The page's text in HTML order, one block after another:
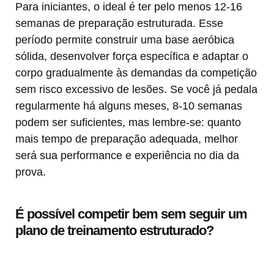
Para iniciantes, o ideal é ter pelo menos 12-16
semanas de preparação estruturada. Esse
período permite construir uma base aeróbica
sólida, desenvolver força específica e adaptar o
corpo gradualmente às demandas da competição
sem risco excessivo de lesões. Se você já pedala
regularmente há alguns meses, 8-10 semanas
podem ser suficientes, mas lembre-se: quanto
mais tempo de preparação adequada, melhor
será sua performance e experiência no dia da
prova.
É possível competir bem sem seguir um
plano de treinamento estruturado?